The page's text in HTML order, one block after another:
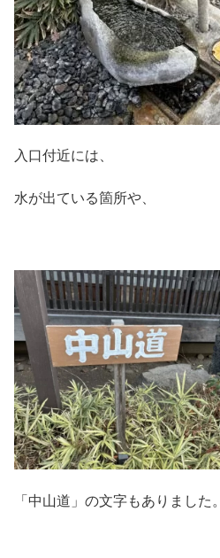
入口付近には、
水が出ている箇所や、
「中山道」の文字もありました。